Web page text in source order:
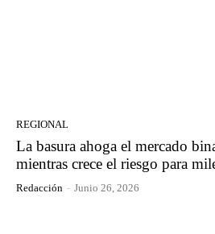
REGIONAL
La basura ahoga el mercado
mientras crece el riesgo para
Redacción - Junio 26, 2026